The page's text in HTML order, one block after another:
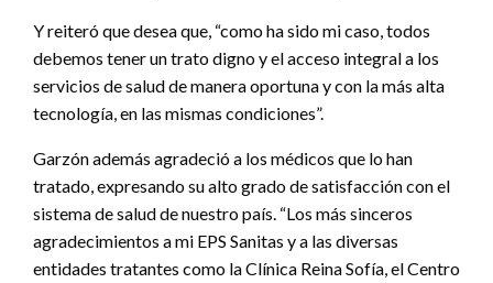
Y reiteró que desea que, “como ha sido mi caso, todos
debemos tener un trato digno y el acceso integral a los
servicios de salud de manera oportuna y con la más alta
tecnología, en las mismas condiciones”.
Garzón además agradeció a los médicos que lo han
tratado, expresando su alto grado de satisfacción con el
sistema de salud de nuestro país. “Los más sinceros
agradecimientos a mi EPS Sanitas y a las diversas
entidades tratantes como la Clínica Reina Sofía, el Centro